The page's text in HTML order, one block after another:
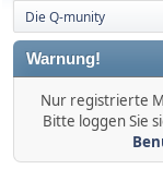
Die Q-munity
Warnung!
Nur registrierte
Bitte loggen Sie